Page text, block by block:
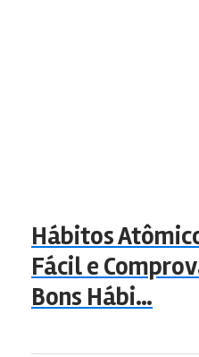
Hábitos
Fácil e
Bons Hábi…